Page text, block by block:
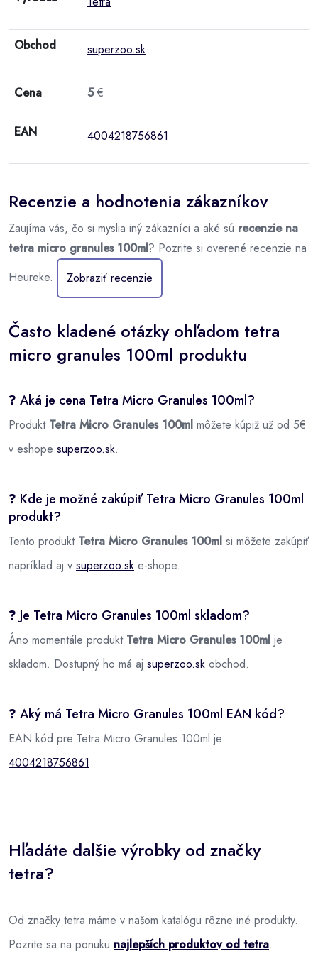
Obchod superzoo.sk
Cena 5€
EAN 4004218756861
Recenzie a hodnotenia zákazníkov
Zaujíma vás, čo si myslia iný zákazníci a aké sú recenzie na
tetra micro granules 100ml? Pozrite si overené recenzie na
Heureke.
Zobraziť recenzie
Často kladené otázky ohľadom tetra
micro granules 100ml produktu
❓ Aká je cena Tetra Micro Granules 100ml?
Produkt Tetra Micro Granules 100ml môžete kúpiž už od 5€
v eshope superzoo.sk.
❓ Kde je možné zakúpiť Tetra Micro Granules 100ml
produkt?
Tento produkt Tetra Micro Granules 100ml si môžete zakúpiť
napríklad aj v superzoo.sk e-shope.
❓ Je Tetra Micro Granules 100ml skladom?
Áno momentále produkt Tetra Micro Granules 100ml je
skladom. Dostupný ho má aj superzoo.sk obchod.
❓ Aký má Tetra Micro Granules 100ml EAN kód?
EAN kód pre Tetra Micro Granules 100ml je:
4004218756861
Hľadáte dalšie výrobky od značky
tetra?
Od značky tetra máme v našom katalógu rôzne iné produkty.
Pozrite sa na ponuku najlepších produktov od tetra.